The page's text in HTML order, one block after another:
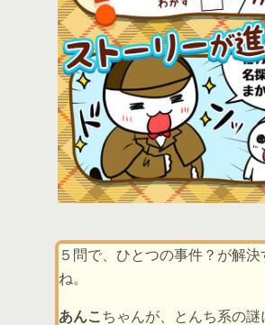
５問で、ひとつの事件？が解決
ね。
あんこ ちゃんが、とんち系の謎